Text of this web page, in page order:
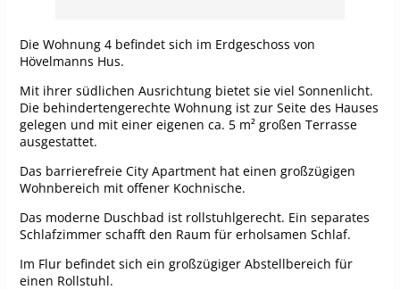
Die Wohnung 4 befindet sich im Erdgeschoss von
Hövelmanns Hus.
Mit ihrer südlichen Ausrichtung bietet sie viel Sonnenlicht.
Die behindertengerechte Wohnung ist zur Seite des Hauses
gelegen und mit einer eigenen ca. 5 m² großen Terrasse
ausgestattet.
Das barrierefreie City Apartment hat einen großzügigen
Wohnbereich mit offener Kochnische.
Das moderne Duschbad ist rollstuhlgerecht. Ein separates
Schlafzimmer schafft den Raum für erholsamen Schlaf.
Im Flur befindet sich ein großzügiger Abstellbereich für
einen Rollstuhl.